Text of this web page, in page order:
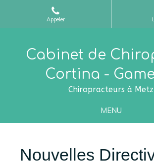
Appeler
Cabinet de
Cortina -
Chiropracteurs à Metz
MENU
Nouvelles